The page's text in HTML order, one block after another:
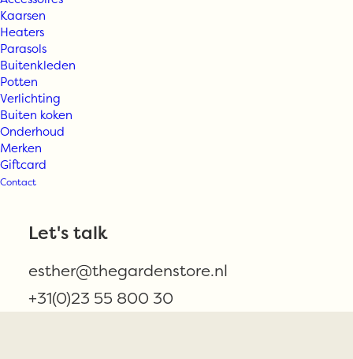
Kaarsen
Heaters
Parasols
Buitenkleden
Potten
Verlichting
Buiten koken
Onderhoud
Merken
Giftcard
Contact
Let's talk
esther@thegardenstore.nl
+31(0)23 55 800 30